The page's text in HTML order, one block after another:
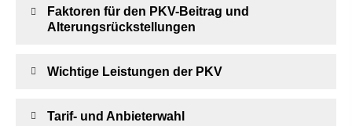
Faktoren für den PKV-Beitrag und
Alterungsrückstellungen
Wichtige Leistungen der PKV
Tarif- und Anbieterwahl